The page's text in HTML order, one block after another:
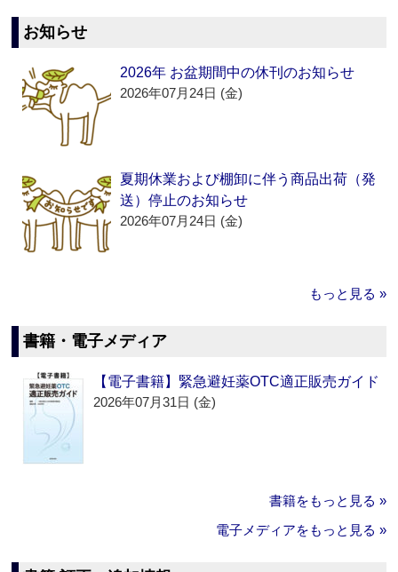
お知らせ
2026年 お盆期間中の休刊のお知らせ
2026年07月24日 (金)
夏期休業および棚卸に伴う商品出荷（発
送）停止のお知らせ
2026年07月24日 (金)
もっと見る »
書籍・電子メディア
【電子書籍】緊急避妊薬OTC適正販売ガイド
2026年07月31日 (金)
書籍をもっと見る »
電子メディアをもっと見る »